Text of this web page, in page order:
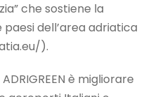
che sostiene la
dell’area adriatica
).
è migliorare